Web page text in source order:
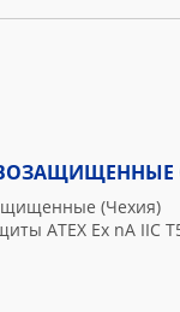
(Чехия)
ATEX Ex nA IIC